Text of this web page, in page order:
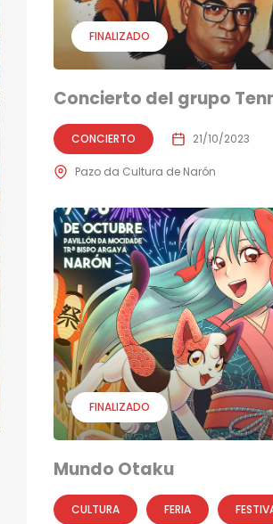
FINALIZADO
Concierto del grupo
CONCIERTO 21/10/2023
Pazo da Cultura de Narón
FINALIZADO
Mundo Otaku
CULTURA FERIA